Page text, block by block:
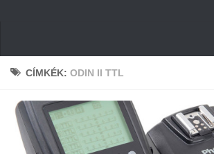
Hírek
Cikkek
Szoftver
CÍMKÉK: ODIN II TTL